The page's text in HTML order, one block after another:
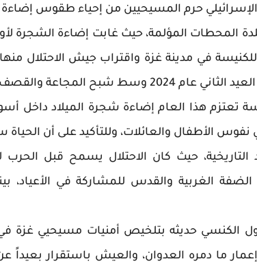
الإسرائيلي حرم المسيحيين من إحياء طقوس
وسط شبح المجاعة والقصف المتواصل.
تعتزم هذا العام إضاءة شجرة الميلاد داخل
نفوس الأطفال والعائلات، وللتأكيد على أن
الغربية والقدس للمشاركة في الأعياد،
الكنسي حديثه بتلخيص أمنيات مسيحيي غزة في
ما دمره العدوان، والعيش باستقرار بعيداً